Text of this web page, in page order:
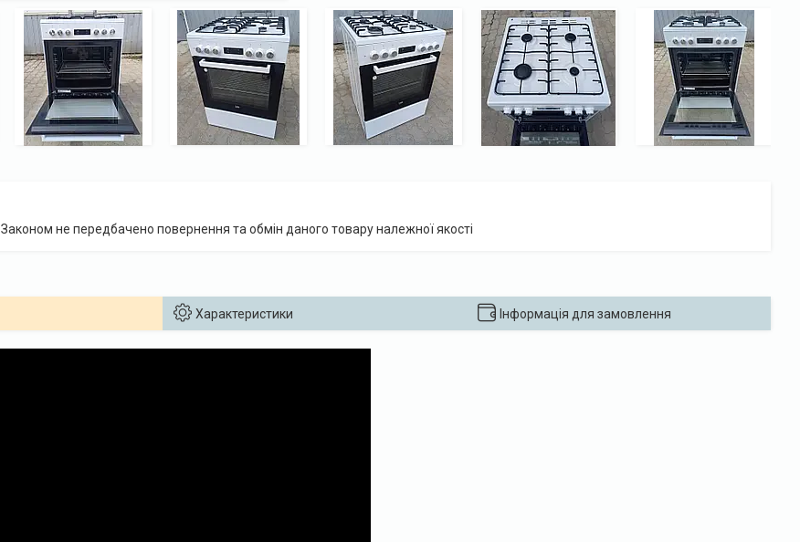
Законом не передбачено повернення та обмін даного товару належної якості
Характеристики Інформація для замовлення